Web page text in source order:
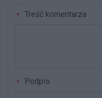
Treść komentarza
Podpis